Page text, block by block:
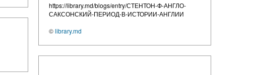
https://library.md/blogs/entry/СТЕНТОН-Ф-АНГЛО-
САКСОНСКИЙ-ПЕРИОД-В-ИСТОРИИ-АНГЛИИ
©library.md